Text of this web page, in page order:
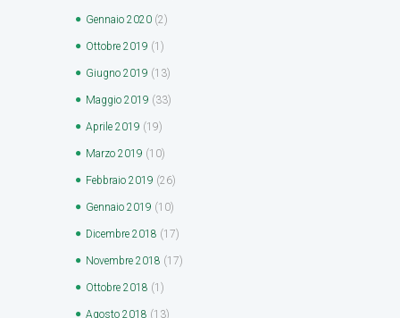
Gennaio 2020 (2)
Ottobre 2019 (1)
Giugno 2019 (13)
Maggio 2019 (33)
Aprile 2019 (19)
Marzo 2019 (10)
Febbraio 2019 (26)
Gennaio 2019 (10)
Dicembre 2018 (17)
Novembre 2018 (17)
Ottobre 2018 (1)
Agosto 2018 (13)